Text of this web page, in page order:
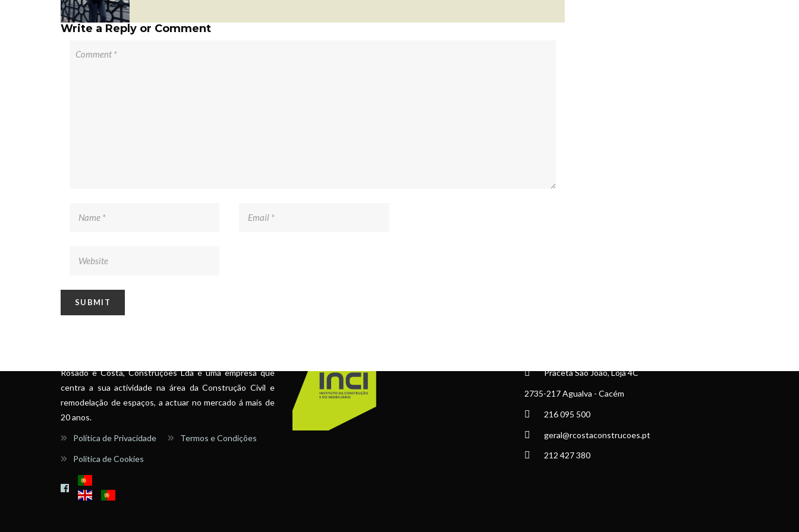
Write a Reply or Comment
Rosado e Costa, Construções Lda é uma empresa que
centra a sua actividade na área da Construção Civil e
remodelação de espaços, a actuar no mercado á mais de
20 anos.
Política de Privacidade Termos e Condições
Política de Cookies
Praceta São João, Loja 4C
2735-217 Agualva - Cacém
216 095 500
geral@rcostaconstrucoes.pt
212 427 380